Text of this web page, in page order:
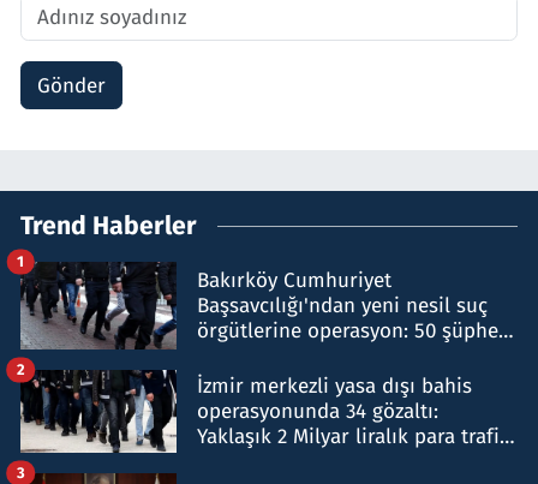
Gönder
Trend Haberler
Bakırköy Cumhuriyet
Başsavcılığı'ndan yeni nesil suç
örgütlerine operasyon: 50 şüpheli
1
İzmir merkezli yasa dışı bahis
operasyonunda 34 gözaltı:
Yaklaşık 2 Milyar liralık para trafiği
2
3